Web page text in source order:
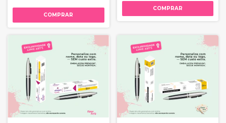
COMPRAR
COMPRAR